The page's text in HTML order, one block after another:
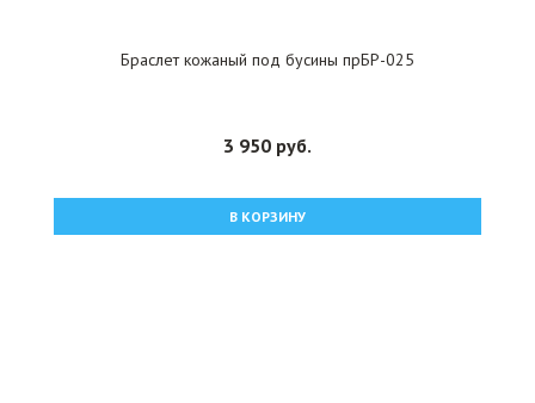
Браслет кожаный под бусины прБР-025
3 950 руб.
В КОРЗИНУ